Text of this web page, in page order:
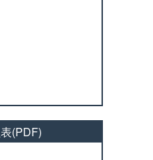
(PDF)